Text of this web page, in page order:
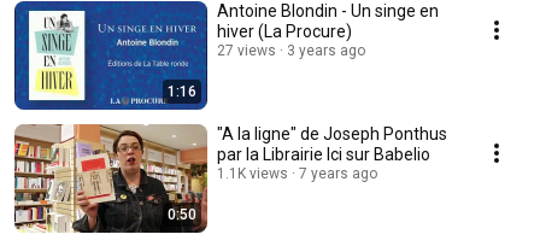
1:16
Antoine Blondin - Un singe en
hiver (La Procure)
27 views 3 years ago
0:50
"A la ligne" de Joseph Ponthus
par la Librairie Ici sur Babelio
1.1K views 7 years ago